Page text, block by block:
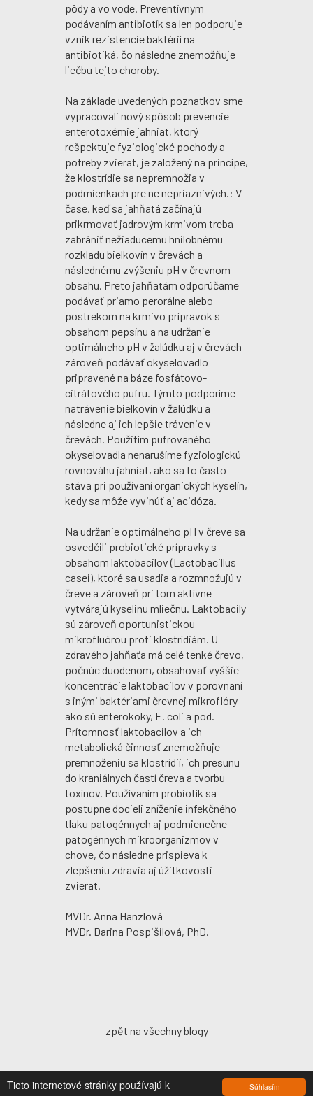
Súhlasím
Tieto internetové stránky používajú k
pôdy a vo vode. Preventívnym
podávaním antibiotík sa len podporuje
vznik rezistencie baktérií na
antibiotiká, čo následne znemožňuje
liečbu tejto choroby.
Na základe uvedených poznatkov sme
vypracovali nový spôsob prevencie
enterotoxémie jahniat, ktorý
rešpektuje fyziologické pochody a
potreby zvierat, je založený na princípe,
že klostrídie sa nepremnožia v
podmienkach pre ne nepriaznivých.: V
čase, keď sa jahňatá začínajú
prikrmovať jadrovým krmivom treba
zabrániť nežiaducemu hnilobnému
rozkladu bielkovín v črevách a
následnému zvýšeniu pH v črevnom
obsahu. Preto jahňatám odporúčame
podávať priamo perorálne alebo
postrekom na krmivo prípravok s
obsahom pepsínu a na udržanie
optimálneho pH v žalúdku aj v črevách
zároveň podávať okyselovadlo
pripravené na báze fosfátovo-
citrátového pufru. Týmto podporíme
natrávenie bielkovín v žalúdku a
následne aj ich lepšie trávenie v
črevách. Použitím pufrovaného
okyselovadla nenarušíme fyziologickú
rovnováhu jahniat, ako sa to často
stáva pri používaní organických kyselín,
kedy sa môže vyvinúť aj acidóza.
Na udržanie optimálneho pH v čreve sa
osvedčili probiotické prípravky s
obsahom laktobacilov (Lactobacillus
casei), ktoré sa usadia a rozmnožujú v
čreve a zároveň pri tom aktívne
vytvárajú kyselinu mliečnu. Laktobacily
sú zároveň oportunistickou
mikrofluórou proti klostrídiám. U
zdravého jahňaťa má celé tenké črevo,
počnúc duodenom, obsahovať vyššie
koncentrácie laktobacilov v porovnaní
s inými baktériami črevnej mikroflóry
ako sú enterokoky, E. coli a pod.
Prítomnosť laktobacilov a ich
metabolická činnosť znemožňuje
premnoženiu sa klostrídií, ich presunu
do kraniálnych častí čreva a tvorbu
toxínov. Používaním probiotík sa
postupne docieli zníženie infekčného
tlaku patogénnych aj podmienečne
patogénnych mikroorganizmov v
chove, čo následne prispieva k
zlepšeniu zdravia aj úžitkovosti
zvierat.
MVDr. Anna Hanzlová
MVDr. Darina Pospišilová, PhD.
zpět na všechny blogy